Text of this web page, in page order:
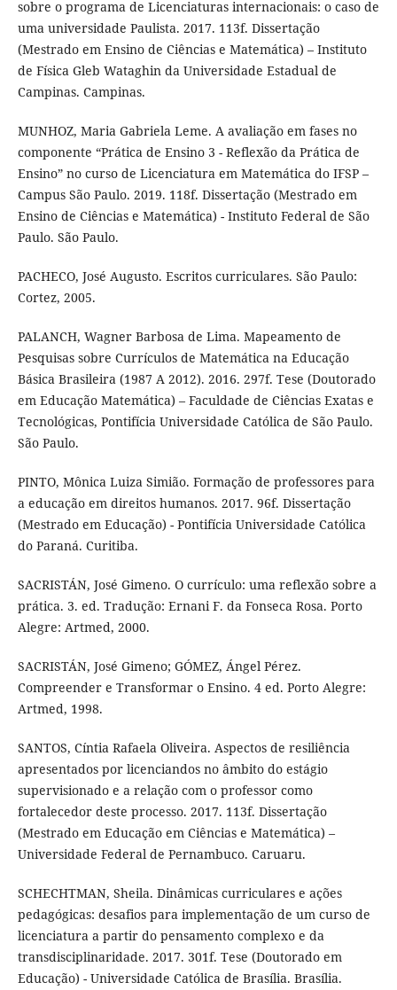
sobre o programa de Licenciaturas internacionais: o caso de
uma universidade Paulista. 2017. 113f. Dissertação
(Mestrado em Ensino de Ciências e Matemática) – Instituto
de Física Gleb Wataghin da Universidade Estadual de
Campinas. Campinas.
MUNHOZ, Maria Gabriela Leme. A avaliação em fases no
componente “Prática de Ensino 3 - Reflexão da Prática de
Ensino” no curso de Licenciatura em Matemática do IFSP –
Campus São Paulo. 2019. 118f. Dissertação (Mestrado em
Ensino de Ciências e Matemática) - Instituto Federal de São
Paulo. São Paulo.
PACHECO, José Augusto. Escritos curriculares. São Paulo:
Cortez, 2005.
PALANCH, Wagner Barbosa de Lima. Mapeamento de
Pesquisas sobre Currículos de Matemática na Educação
Básica Brasileira (1987 A 2012). 2016. 297f. Tese (Doutorado
em Educação Matemática) – Faculdade de Ciências Exatas e
Tecnológicas, Pontifícia Universidade Católica de São Paulo.
São Paulo.
PINTO, Mônica Luiza Simião. Formação de professores para
a educação em direitos humanos. 2017. 96f. Dissertação
(Mestrado em Educação) - Pontifícia Universidade Católica
do Paraná. Curitiba.
SACRISTÁN, José Gimeno. O currículo: uma reflexão sobre a
prática. 3. ed. Tradução: Ernani F. da Fonseca Rosa. Porto
Alegre: Artmed, 2000.
SACRISTÁN, José Gimeno; GÓMEZ, Ángel Pérez.
Compreender e Transformar o Ensino. 4 ed. Porto Alegre:
Artmed, 1998.
SANTOS, Cíntia Rafaela Oliveira. Aspectos de resiliência
apresentados por licenciandos no âmbito do estágio
supervisionado e a relação com o professor como
fortalecedor deste processo. 2017. 113f. Dissertação
(Mestrado em Educação em Ciências e Matemática) –
Universidade Federal de Pernambuco. Caruaru.
SCHECHTMAN, Sheila. Dinâmicas curriculares e ações
pedagógicas: desafios para implementação de um curso de
licenciatura a partir do pensamento complexo e da
transdisciplinaridade. 2017. 301f. Tese (Doutorado em
Educação) - Universidade Católica de Brasília. Brasília.